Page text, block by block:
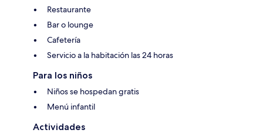
Restaurante
Bar o lounge
Cafetería
Servicio a la habitación las 24 horas
Para los niños
Niños se hospedan gratis
Menú infantil
Actividades